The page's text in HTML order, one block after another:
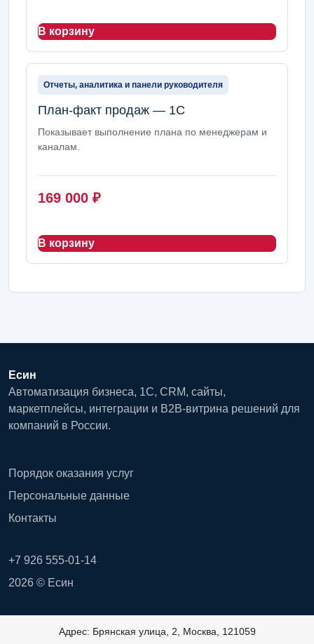
В корзину
Отчеты, аналитика и панели руководителя
План-факт продаж — 1С
Показывает выполнение плана по менеджерам и
каналам.
169 000 ₽
В корзину
Есин
Автоматизация бизнеса, 1С, CRM, сайты,
маркетплейсы, интеграции и B2B-витрина решений для
компаний в России.
Порядок оказания услуг
Персональные данные
Контакты
+7 926 555-01-14
2026 © Есин
Адрес: Брянская улица, 2, Москва, 121059